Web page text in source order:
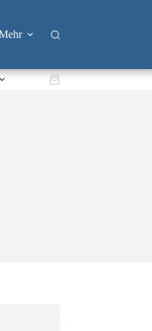
Warenkorb